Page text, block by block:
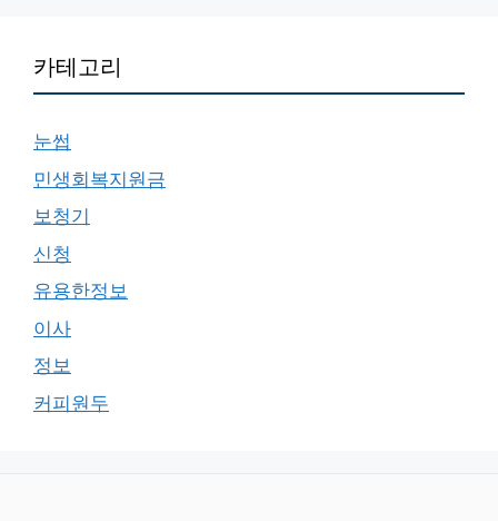
카테고리
눈썹
민생회복지원금
보청기
신청
유용한정보
이사
정보
커피원두